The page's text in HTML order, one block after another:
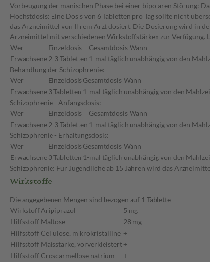
Vorbeugung der manischen Phase bei einer bipolaren Störung:
Höchstdosis: Eine Dosis von 6 Tabletten pro Tag sollte nicht
das Arzneimittel von Ihrem Arzt dosiert. Die Dosierung wird in
Arzneimittel mit verschiedenen Wirkstoffstärken zur Verfügung.
Wer
Einzeldosis Gesamtdosis Wann
Erwachsene2-3 Tabletten 1-mal täglich unabhängig von den
Behandlung der Schizophrenie:
Wer
Einzeldosis Gesamtdosis Wann
Erwachsene3 Tabletten 1-mal täglich unabhängig von den
Schizophrenie - Anfangsdosis:
Wer
Einzeldosis Gesamtdosis Wann
Erwachsene2-3 Tabletten 1-mal täglich unabhängig von den
Schizophrenie - Erhaltungsdosis:
Wer
Einzeldosis Gesamtdosis Wann
Erwachsene3 Tabletten 1-mal täglich unabhängig von den
Schizophrenie: Für Jugendliche ab 15 Jahren wird das
Wirkstoffe
Die angegebenen Mengen sind bezogen auf 1 Tablette
WirkstoffAripiprazol
5 mg
Hilfsstoff Maltose
28 mg
Hilfsstoff Cellulose, mikrokristalline +
Hilfsstoff Maisstärke, vorverkleistert+
Hilfsstoff Croscarmellose natrium
+